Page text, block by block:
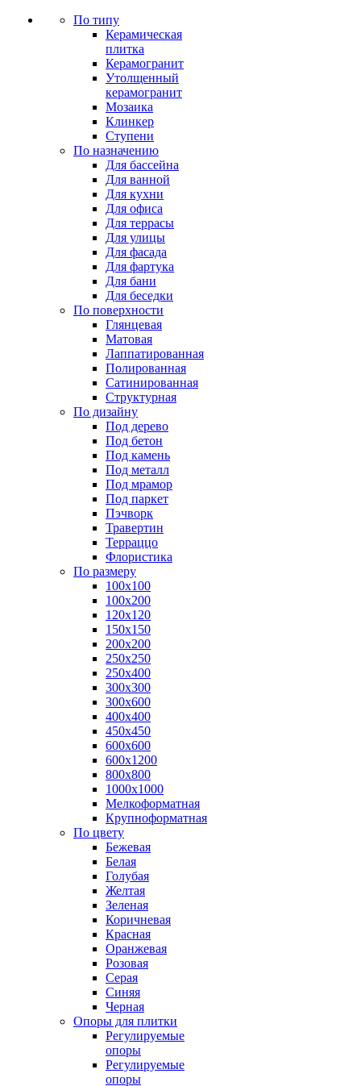
По типу
Керамическая
плитка
Керамогранит
Утолщенный
керамогранит
Мозаика
Клинкер
Ступени
По назначению
Для бассейна
Для ванной
Для кухни
Для офиса
Для террасы
Для улицы
Для фасада
Для фартука
Для бани
Для беседки
По поверхности
Глянцевая
Матовая
Лаппатированная
Полированная
Сатинированная
Структурная
По дизайну
Под дерево
Под бетон
Под камень
Под металл
Под мрамор
Под паркет
Пэчворк
Травертин
Терраццо
Флористика
По размеру
100х100
100х200
120х120
150х150
200х200
250х250
250х400
300х300
300х600
400х400
450х450
600х600
600х1200
800х800
1000х1000
Мелкоформатная
Крупноформатная
По цвету
Бежевая
Белая
Голубая
Желтая
Зеленая
Коричневая
Красная
Оранжевая
Розовая
Серая
Синяя
Черная
Опоры для плитки
Регулируемые
опоры
Регулируемые
опоры